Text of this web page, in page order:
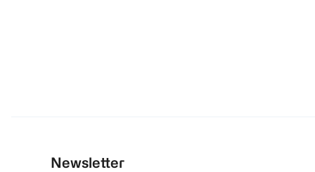
Newsletter